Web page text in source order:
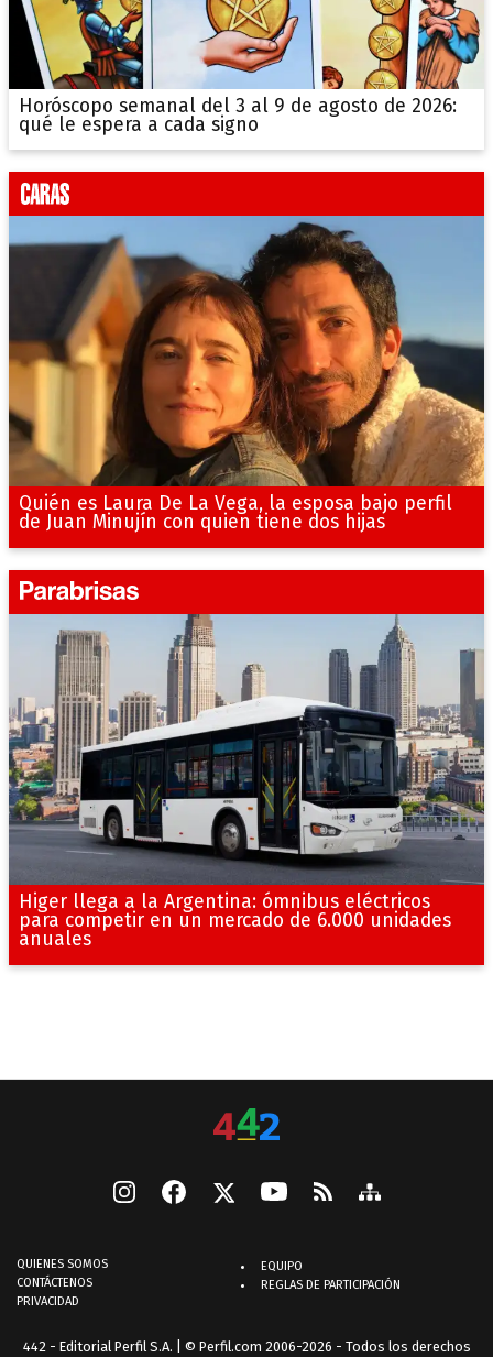
Horóscopo semanal del 3 al 9 de agosto de 2026:
qué le espera a cada signo
Quién es Laura De La Vega, la esposa bajo perfil
de Juan Minujín con quien tiene dos hijas
Higer llega a la Argentina: ómnibus eléctricos
para competir en un mercado de 6.000 unidades
anuales
QUIENES SOMOS
CONTÁCTENOS
PRIVACIDAD
EQUIPO
REGLAS DE PARTICIPACIÓN
442 - Editorial Perfil S.A. | © Perfil.com 2006-2026 - Todos los derechos